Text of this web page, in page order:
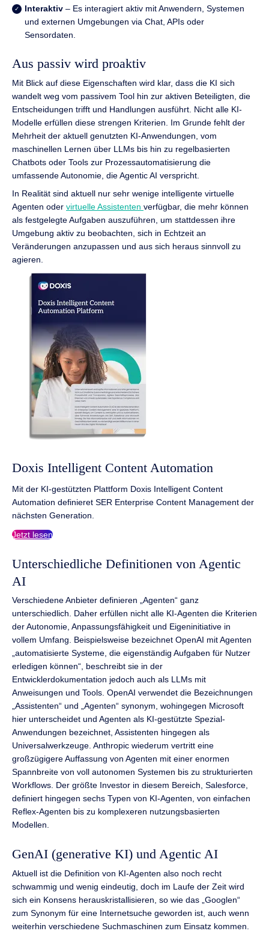
Interaktiv – Es interagiert aktiv mit Anwendern, Systemen
und externen Umgebungen via Chat, APIs oder
Sensordaten.
Aus passiv wird proaktiv
Mit Blick auf diese Eigenschaften wird klar, dass die KI sich
wandelt weg vom passivem Tool hin zur aktiven Beteiligten, die
Entscheidungen trifft und Handlungen ausführt. Nicht alle KI-
Modelle erfüllen diese strengen Kriterien. Im Grunde fehlt der
Mehrheit der aktuell genutzten KI-Anwendungen, vom
maschinellen Lernen über LLMs bis hin zu regelbasierten
Chatbots oder Tools zur Prozessautomatisierung die
umfassende Autonomie, die Agentic AI verspricht.
In Realität sind aktuell nur sehr wenige intelligente virtuelle
Agenten oder virtuelle Assistenten verfügbar, die mehr können
als festgelegte Aufgaben auszuführen, um stattdessen ihre
Umgebung aktiv zu beobachten, sich in Echtzeit an
Veränderungen anzupassen und aus sich heraus sinnvoll zu
agieren.
Doxis Intelligent Content Automation
Mit der KI-gestützten Plattform Doxis Intelligent Content
Automation definieret SER Enterprise Content Management der
nächsten Generation.
Jetzt lesen
Unterschiedliche Definitionen von Agentic
AI
Verschiedene Anbieter definieren „Agenten“ ganz
unterschiedlich. Daher erfüllen nicht alle KI-Agenten die Kriterien
der Autonomie, Anpassungsfähigkeit und Eigeninitiative in
vollem Umfang. Beispielsweise bezeichnet OpenAI mit Agenten
„automatisierte Systeme, die eigenständig Aufgaben für Nutzer
erledigen können“, beschreibt sie in der
Entwicklerdokumentation jedoch auch als LLMs mit
Anweisungen und Tools. OpenAI verwendet die Bezeichnungen
„Assistenten“ und „Agenten“ synonym, wohingegen Microsoft
hier unterscheidet und Agenten als KI-gestützte Spezial-
Anwendungen bezeichnet, Assistenten hingegen als
Universalwerkzeuge. Anthropic wiederum vertritt eine
großzügigere Auffassung von Agenten mit einer enormen
Spannbreite von voll autonomen Systemen bis zu strukturierten
Workflows. Der größte Investor in diesem Bereich, Salesforce,
definiert hingegen sechs Typen von KI-Agenten, von einfachen
Reflex-Agenten bis zu komplexeren nutzungsbasierten
Modellen.
GenAI (generative KI) und Agentic AI
Aktuell ist die Definition von KI-Agenten also noch recht
schwammig und wenig eindeutig, doch im Laufe der Zeit wird
sich ein Konsens herauskristallisieren, so wie das „Googlen“
zum Synonym für eine Internetsuche geworden ist, auch wenn
weiterhin verschiedene Suchmaschinen zum Einsatz kommen.